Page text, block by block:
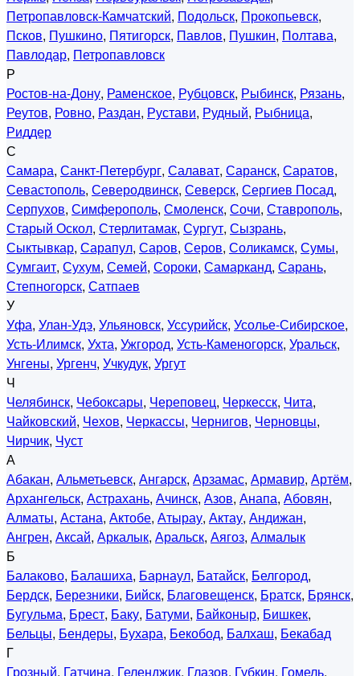
Петропавловск-Камчатский, Подольск, Прокопьевск,
Псков, Пушкино, Пятигорск, Павлов, Пушкин, Полтава,
Павлодар, Петропавловск
Р
Ростов-на-Дону, Раменское, Рубцовск, Рыбинск, Рязань,
Реутов, Ровно, Раздан, Рустави, Рудный, Рыбница,
Риддер
С
Самара, Санкт-Петербург, Салават, Саранск, Саратов,
Севастополь, Северодвинск, Северск, Сергиев Посад,
Серпухов, Симферополь, Смоленск, Сочи, Ставрополь,
Старый Оскол, Стерлитамак, Сургут, Сызрань,
Сыктывкар, Сарапул, Саров, Серов, Соликамск, Сумы,
Сумгаит, Сухум, Семей, Сороки, Самарканд, Сарань,
Степногорск, Сатпаев
У
Уфа, Улан-Удэ, Ульяновск, Уссурийск, Усолье-Сибирское,
Усть-Илимск, Ухта, Ужгород, Усть-Каменогорск, Уральск,
Унгены, Ургенч, Учкудук, Ургут
Ч
Челябинск, Чебоксары, Череповец, Черкесск, Чита,
Чайковский, Чехов, Черкассы, Чернигов, Черновцы,
Чирчик, Чуст
А
Абакан, Альметьевск, Ангарск, Арзамас, Армавир, Артём,
Архангельск, Астрахань, Ачинск, Азов, Анапа, Абовян,
Алматы, Астана, Актобе, Атырау, Актау, Андижан,
Ангрен, Аксай, Аркалык, Аральск, Аягоз, Алмалык
Б
Балаково, Балашиха, Барнаул, Батайск, Белгород,
Бердск, Березники, Бийск, Благовещенск, Братск, Брянск,
Бугульма, Брест, Баку, Батуми, Байконыр, Бишкек,
Бельцы, Бендеры, Бухара, Бекобод, Балхаш, Бекабад
Г
Грозный, Гатчина, Геленджик, Глазов, Губкин, Гомель,